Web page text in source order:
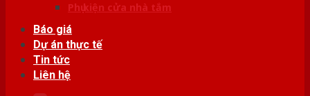
Phụ kiện cửa nhà tắm
Báo giá
Dự án thực tế
Tin tức
Liên hệ